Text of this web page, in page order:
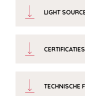
LIGHT
TECHNISCHE